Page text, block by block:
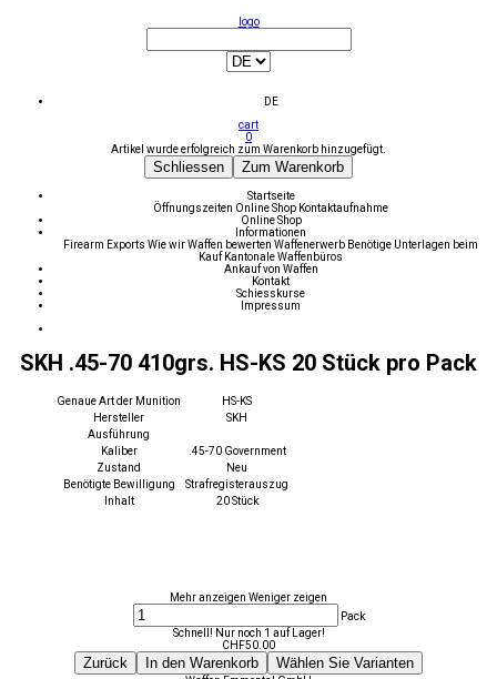
logo
DE
cart
0
Artikel wurde erfolgreich zum Warenkorb hinzugefügt.
Schliessen Zum Warenkorb
Startseite
Öffnungszeiten Online Shop Kontaktaufnahme
Online Shop
Informationen
Firearm Exports Wie wir Waffen bewerten Waffenerwerb Benötige Unterlagen beim
Kauf Kantonale Waffenbüros
Ankauf von Waffen
Kontakt
Schiesskurse
Impressum
SKH .45-70 410grs. HS-KS 20 Stück pro Pack
Genaue Art der Munition
HS-KS
Hersteller
SKH
Ausführung
Kaliber
.45-70 Government
Zustand
Neu
Benötigte Bewilligung
Strafregisterauszug
Inhalt
20 Stück
Mehr anzeigen Weniger zeigen
Pack
Schnell! Nur noch 1 auf Lager!
CHF50.00
Zurück In den Warenkorb Wählen Sie Varianten